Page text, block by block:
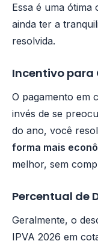
Essa é uma
ainda ter a
resolvida.
Incentivo
O pagamento em
invés de se
do ano, você
forma mais
melhor, sem
Percentual de
Geralmente, o
IPVA 2026 em